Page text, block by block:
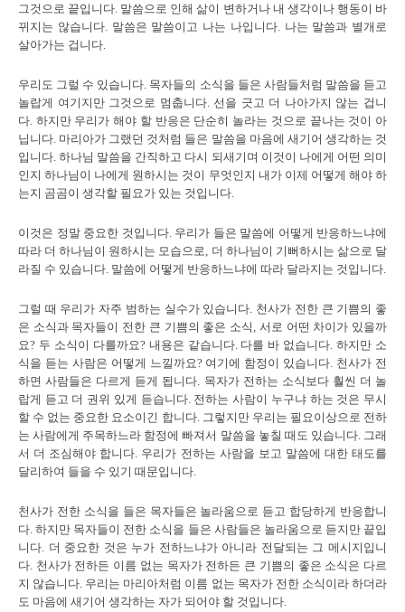
그것으로 끝입니다. 말씀으로 인해 삶이 변하거나 내 생각이나 행동이 바
뀌지는 않습니다. 말씀은 말씀이고 나는 나입니다. 나는 말씀과 별개로
살아가는 겁니다.
우리도 그럴 수 있습니다. 목자들의 소식을 들은 사람들처럼 말씀을 듣고
놀랍게 여기지만 그것으로 멈춥니다. 선을 긋고 더 나아가지 않는 겁니
다. 하지만 우리가 해야 할 반응은 단순히 놀라는 것으로 끝나는 것이 아
닙니다. 마리아가 그랬던 것처럼 들은 말씀을 마음에 새기어 생각하는 것
입니다. 하나님 말씀을 간직하고 다시 되새기며 이것이 나에게 어떤 의미
인지 하나님이 나에게 원하시는 것이 무엇인지 내가 이제 어떻게 해야 하
는지 곰곰이 생각할 필요가 있는 것입니다.
이것은 정말 중요한 것입니다. 우리가 들은 말씀에 어떻게 반응하느냐에
따라 더 하나님이 원하시는 모습으로, 더 하나님이 기뻐하시는 삶으로 달
라질 수 있습니다. 말씀에 어떻게 반응하느냐에 따라 달라지는 것입니다.
그럴 때 우리가 자주 범하는 실수가 있습니다. 천사가 전한 큰 기쁨의 좋
은 소식과 목자들이 전한 큰 기쁨의 좋은 소식, 서로 어떤 차이가 있을까
요? 두 소식이 다를까요? 내용은 같습니다. 다를 바 없습니다. 하지만 소
식을 듣는 사람은 어떻게 느낄까요? 여기에 함정이 있습니다. 천사가 전
하면 사람들은 다르게 듣게 됩니다. 목자가 전하는 소식보다 훨씬 더 놀
랍게 듣고 더 권위 있게 듣습니다. 전하는 사람이 누구냐 하는 것은 무시
할 수 없는 중요한 요소이긴 합니다. 그렇지만 우리는 필요이상으로 전하
는 사람에게 주목하느라 함정에 빠져서 말씀을 놓칠 때도 있습니다. 그래
서 더 조심해야 합니다. 우리가 전하는 사람을 보고 말씀에 대한 태도를
달리하여 들을 수 있기 때문입니다.
천사가 전한 소식을 들은 목자들은 놀라움으로 듣고 합당하게 반응합니
다. 하지만 목자들이 전한 소식을 들은 사람들은 놀라움으로 듣지만 끝입
니다. 더 중요한 것은 누가 전하느냐가 아니라 전달되는 그 메시지입니
다. 천사가 전하든 이름 없는 목자가 전하든 큰 기쁨의 좋은 소식은 다르
지 않습니다. 우리는 마리아처럼 이름 없는 목자가 전한 소식이라 하더라
도 마음에 새기어 생각하는 자가 되어야 할 것입니다.